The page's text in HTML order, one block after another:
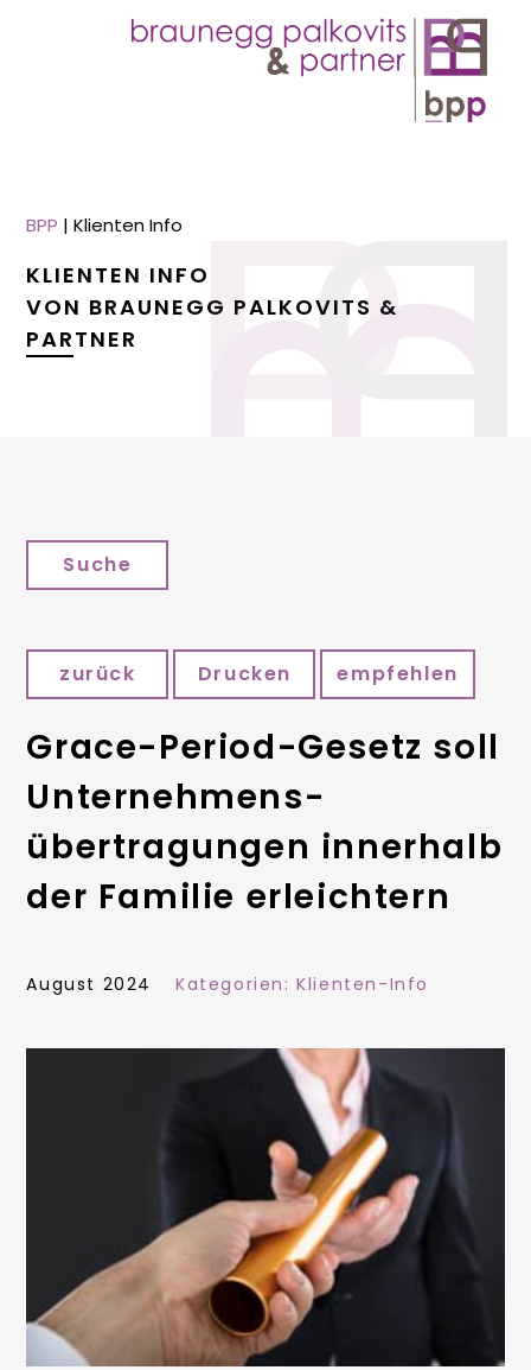
BPP |Klienten Info
KLIENTEN INFO
VON BRAUNEGG PALKOVITS &
PARTNER
Suche
zurück Drucken empfehlen
Grace-Period-Gesetz soll
Unternehmens­
übertragungen innerhalb
der Familie erleichtern
August 2024 Kategorien:Klienten-Info